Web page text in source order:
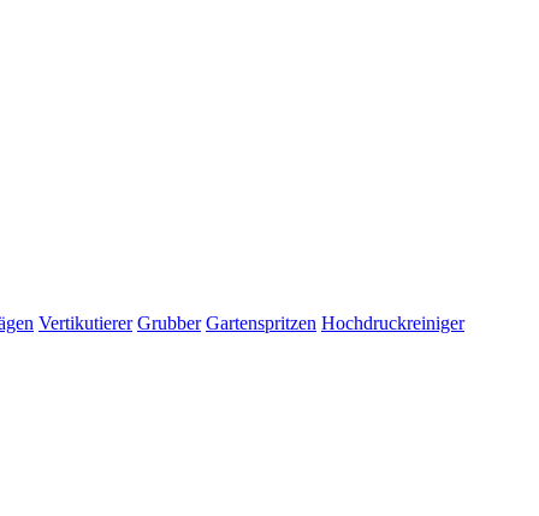
Vertikutierer Grubber Gartenspritzen Hochdruckreiniger